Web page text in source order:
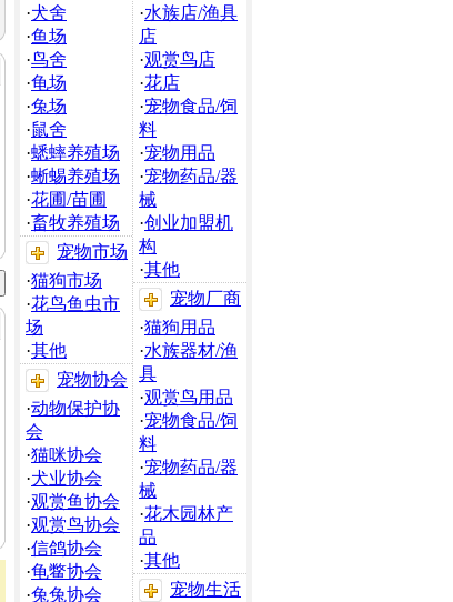
·犬舍
·鱼场
·鸟舍
·龟场
·兔场
·鼠舍
·蟋蟀养殖场
·蜥蜴养殖场
·花圃/苗圃
·畜牧养殖场
宠物市场
·猫狗市场
·花鸟鱼虫市
场
·其他
宠物协会
·动物保护协
会
·猫咪协会
·犬业协会
·观赏鱼协会
·观赏鸟协会
·信鸽协会
·龟鳖协会
·兔兔协会
·水族店/渔具
店
·观赏鸟店
·花店
·宠物食品/饲
料
·宠物用品
·宠物药品/器
械
·创业加盟机
构
·其他
宠物厂商
·猫狗用品
·水族器材/渔
具
·观赏鸟用品
·宠物食品/饲
料
·宠物药品/器
械
·花木园林产
品
·其他
宠物生活